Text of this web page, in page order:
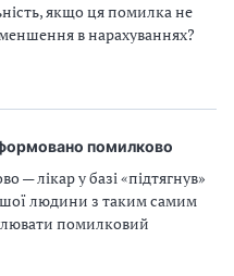
якщо ця помилка не
в нарахуваннях?
помилково
лікар у базі «підтягнув»
людини з таким самим
помилковий